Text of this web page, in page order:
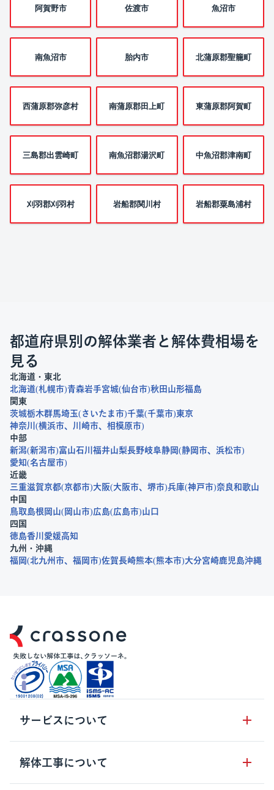
阿賀野市 佐渡市 魚沼市
南魚沼市 胎内市 北蒲原郡聖籠町
西蒲原郡弥彦村 南蒲原郡田上町 東蒲原郡阿賀町
三島郡出雲崎町 南魚沼郡湯沢町 中魚沼郡津南町
刈羽郡刈羽村 岩船郡関川村 岩船郡粟島浦村
都道府県別の解体業者と解体費相場を
見る
北海道・東北
北海道 札幌市 青森岩手宮城 仙台市 秋田 山形福島
関東
茨城栃木群馬埼玉 さいたま市 千葉 千葉市 東京
神奈川
横浜市 川崎市
相模原市
中部
新潟 新潟市 富山石川 福井山梨長野岐阜静岡 静岡市
浜松市
愛知 名古屋市
近畿
三重滋賀京都 京都市 大阪 大阪市 堺市 兵庫 神戸市 奈良和歌山
中国
鳥取 島根 岡山 岡山市 広島 広島市 山口
四国
徳島香川 愛媛高知
九州・沖縄
福岡 北九州市 福岡市 佐賀長崎熊本 熊本市 大分宮崎鹿児島沖縄
サービスについて
サービスの流れ
サービスのメリット
解体工事について